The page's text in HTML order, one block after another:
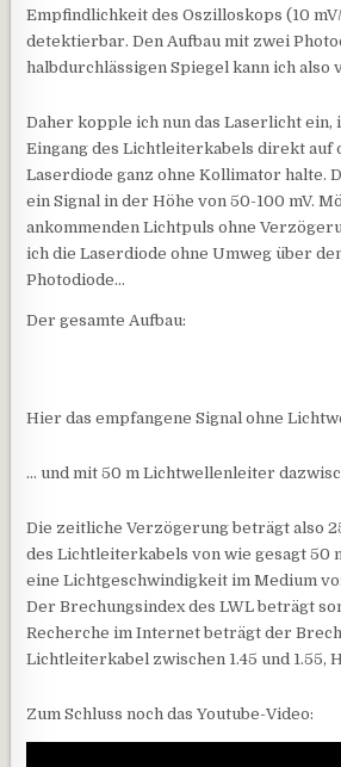
Empfindlichkeit des Oszilloskops (10
detektierbar. Den Aufbau mit zwei
halbdurchlässigen Spiegel kann ich also
Daher kopple ich nun das Laserlicht ein,
Eingang des Lichtleiterkabels direkt auf
Laserdiode ganz ohne Kollimator halte.
ein Signal in der Höhe von 50-100 mV.
ankommenden Lichtpuls ohne
ich die Laserdiode ohne Umweg über
Photodiode…
Der gesamte Aufbau:
Hier das empfangene Signal ohne
… und mit 50 m Lichtwellenleiter
Die zeitliche Verzögerung beträgt also
des Lichtleiterkabels von wie gesagt 50
eine Lichtgeschwindigkeit im Medium
Der Brechungsindex des LWL beträgt
Recherche im Internet beträgt der
Lichtleiterkabel zwischen 1.45 und 1.55,
Zum Schluss noch das Youtube-Video: